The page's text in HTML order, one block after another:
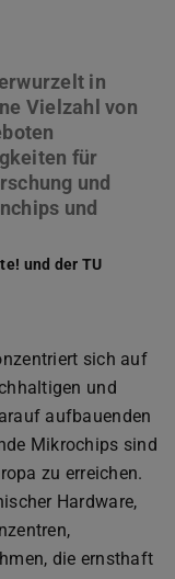
in
Vielzahl von
für
und
und
und der TU
sich auf
und
aufbauenden
Mikrochips sind
zu erreichen.
Hardware,
die ernsthaft